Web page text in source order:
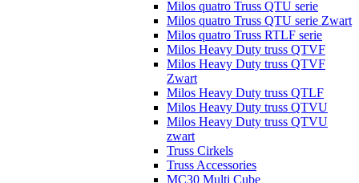
Milos quatro Truss QTU serie
Milos quatro Truss QTU serie Zwart
Milos quatro Truss RTLF serie
Milos Heavy Duty truss QTVF
Milos Heavy Duty truss QTVF
Zwart
Milos Heavy Duty truss QTLF
Milos Heavy Duty truss QTVU
Milos Heavy Duty truss QTVU
zwart
Truss Cirkels
Truss Accessories
MC30 Multi Cube